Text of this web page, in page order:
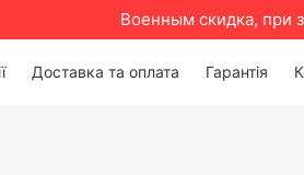
Военным скидка, при
Доставка та оплата Гарантія